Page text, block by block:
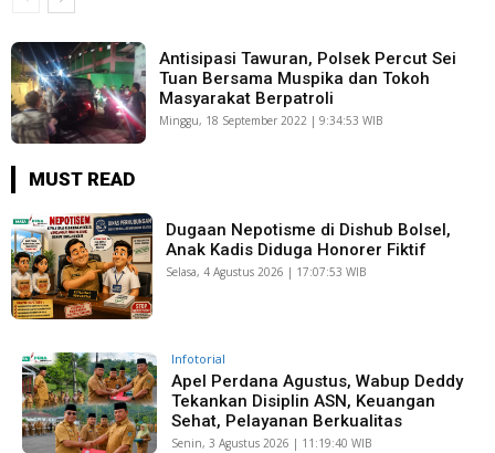
Antisipasi Tawuran, Polsek Percut Sei
Tuan Bersama Muspika dan Tokoh
Masyarakat Berpatroli
Minggu, 18 September 2022 | 9:34:53 WIB
MUST READ
Dugaan Nepotisme di Dishub Bolsel,
Anak Kadis Diduga Honorer Fiktif
Selasa, 4 Agustus 2026 | 17:07:53 WIB
Infotorial
Apel Perdana Agustus, Wabup Deddy
Tekankan Disiplin ASN, Keuangan
Sehat, Pelayanan Berkualitas
Senin, 3 Agustus 2026 | 11:19:40 WIB